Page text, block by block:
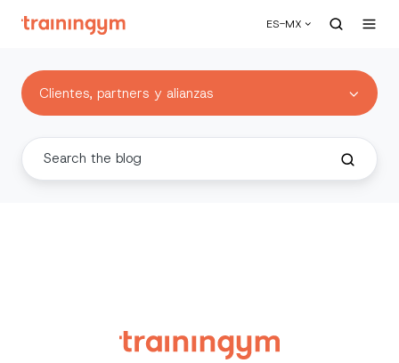
ES-MX
Clientes, partners y alianzas